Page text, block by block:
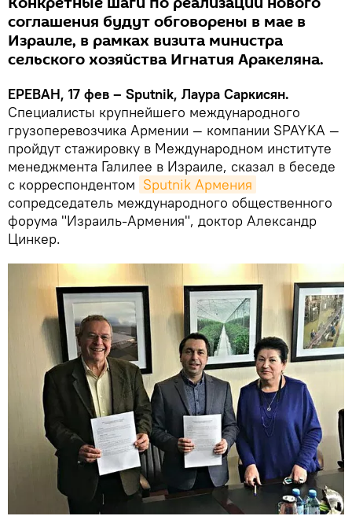
соглашения будут обговорены в мае в
Израиле, в рамках визита министра
сельского хозяйства Игнатия Аракеляна.
ЕРЕВАН, 17 фев – Sputnik, Лаура Саркисян.
Специалисты крупнейшего международного
грузоперевозчика Армении — компании SPAYKA —
пройдут стажировку в Международном институте
менеджмента Галилее в Израиле, сказал в беседе
с корреспондентом Sputnik Армения
сопредседатель международного общественного
форума "Израиль-Армения", доктор Александр
Цинкер.